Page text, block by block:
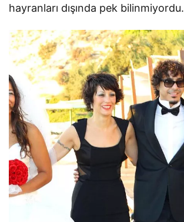
hayranları dışında pek bilinmiyordu.